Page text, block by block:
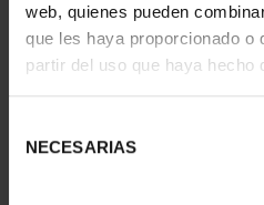
web, quienes pueden
que les haya proporcionado o
partir del uso que haya hecho
NECESARIAS
140,00 €